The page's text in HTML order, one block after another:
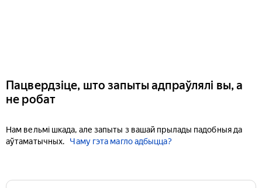
Пацвердзіце, што запыты адпраўлялі вы, а
не робат
Нам вельмі шкада, але запыты з вашай прылады падобныя да
аўтаматычных.
Чаму гэта магло адбыцца?